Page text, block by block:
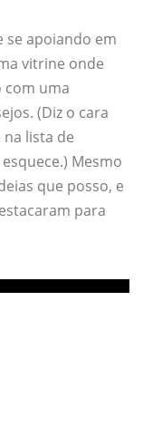
se apoiando em
vitrine onde
com uma
(Diz o cara
lista de
Mesmo
que posso, e
para